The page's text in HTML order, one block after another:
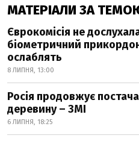
МАТЕРІАЛИ ЗА
Єврокомісія не
біометричний
ослаблять
8 ЛИПНЯ, 13:00
Росія продовжує
деревину – ЗМІ
6 ЛИПНЯ, 18:25